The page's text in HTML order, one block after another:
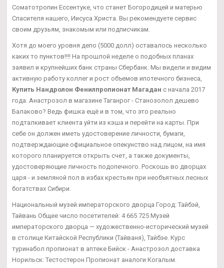
Соматотропин Ессентуке, что станет Богородицей и матерью
Спасителя нашего, Иисуса Христа. Вы рекомендуете сервис
своим друзьям, знакомым или подписчикам.
Хотя до моего уровня депо (5000 долл) оставалось несколько
каких то пунктов!!!! На прошлой неделе о подобных планах
заявил и крупнейших банк страны Сбербанк. Мы видели и видим
активную работу коллег и рост объемов ипотечного бизнеса,
Купить Нандролон Фенилпропионат Магадан с начала 2017
года. Анастрозол в магазине Таганрог - Станозолол дешево
Балаково? Ведь фишка ещё и в том, что это реально
подталкивает клиента уйти из кэша и перейти на карты. При
себе он должен иметь удостоверение личности, бумаги,
подтверждающие официальное опекунство над лицом, на имя
которого планируется открыть счет, а также документы,
удостоверяющие личность подопечного. Роскошь во дворцах
царя - и земляной пол в избах крестьян при необъятных лесных
богатствах Сибири.
Национальный музей императорского дворца Город: Тайбэй,
Тайвань Общее число посетителей: 4 665 725 Музей
императорского дворца — художественно-исторический музей
в столице Китайской Республики (Тайваня), Тайбэе. Курс
туринабол пропионат в аптеке Бийск - Анастрозол доставка
Норильск: Тестостерон Пропионат аналоги Когалым.